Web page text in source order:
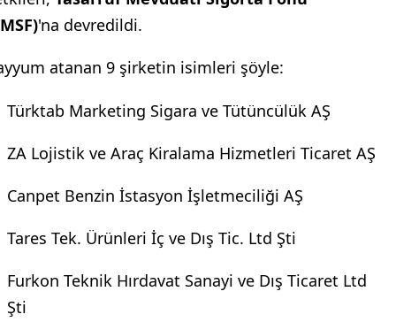
'na devredildi.
atanan 9 şirketin isimleri şöyle:
Türktab Marketing Sigara ve Tütüncülük AŞ
ZA Lojistik ve Araç Kiralama Hizmetleri Ticaret AŞ
Canpet Benzin İstasyon İşletmeciliği AŞ
Tares Tek. Ürünleri İç ve Dış Tic. Ltd Şti
Furkon Teknik Hırdavat Sanayi ve Dış Ticaret Ltd
Şti